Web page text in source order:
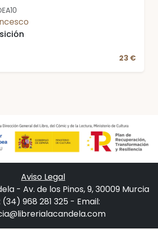
23 €
Aviso Legal
- Av. de los Pinos, 9, 30009 Murcia
(34) 968 281 325 - Email: